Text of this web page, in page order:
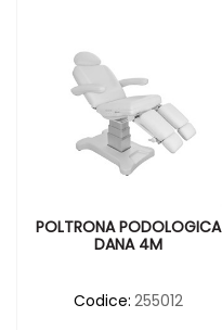
POLTRONA PODOLOGICA
DANA 4M
Codice: 255012